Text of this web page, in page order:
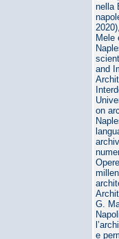
nella
Mele
and
on
G.
e